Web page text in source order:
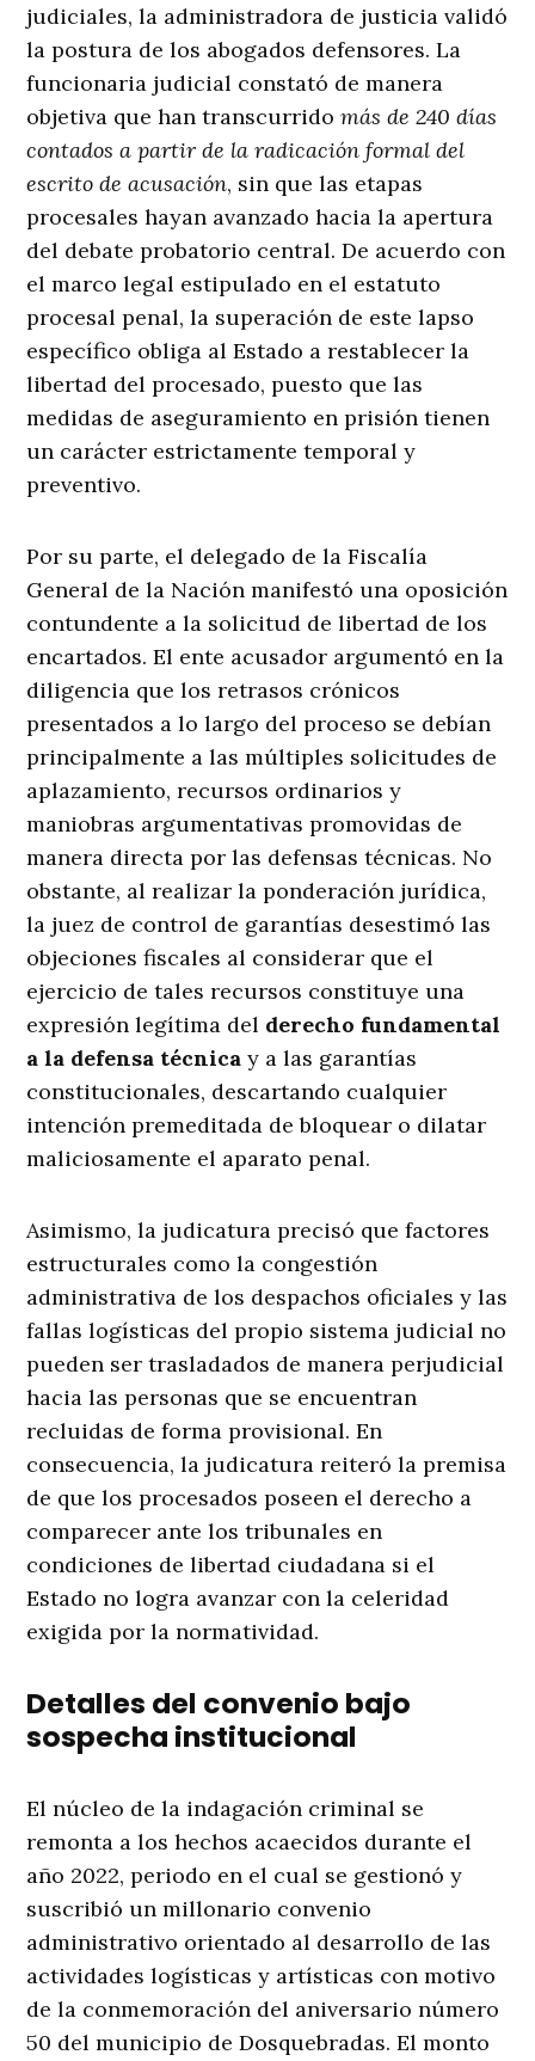
judiciales, la administradora de justicia validó
la postura de los abogados defensores. La
funcionaria judicial constató de manera
objetiva que han transcurridomás de 240 días
contados a partir de la radicación formal del
escrito de acusación, sin que las etapas
procesales hayan avanzado hacia la apertura
del debate probatorio central. De acuerdo con
el marco legal estipulado en el estatuto
procesal penal, la superación de este lapso
específico obliga al Estado a restablecer la
libertad del procesado, puesto que las
medidas de aseguramiento en prisión tienen
un carácter estrictamente temporal y
preventivo.
Por su parte, el delegado de la Fiscalía
General de la Nación manifestó una oposición
contundente a la solicitud de libertad de los
encartados. El ente acusador argumentó en la
diligencia que los retrasos crónicos
presentados a lo largo del proceso se debían
principalmente a las múltiples solicitudes de
aplazamiento, recursos ordinarios y
maniobras argumentativas promovidas de
manera directa por las defensas técnicas. No
obstante, al realizar la ponderación jurídica,
la juez de control de garantías desestimó las
objeciones fiscales al considerar que el
ejercicio de tales recursos constituye una
expresión legítima del derecho fundamental
a la defensa técnica y a las garantías
constitucionales, descartando cualquier
intención premeditada de bloquear o dilatar
maliciosamente el aparato penal.
Asimismo, la judicatura precisó que factores
estructurales como la congestión
administrativa de los despachos oficiales y las
fallas logísticas del propio sistema judicial no
pueden ser trasladados de manera perjudicial
hacia las personas que se encuentran
recluidas de forma provisional. En
consecuencia, la judicatura reiteró la premisa
de que los procesados poseen el derecho a
comparecer ante los tribunales en
condiciones de libertad ciudadana si el
Estado no logra avanzar con la celeridad
exigida por la normatividad.
Detalles del convenio bajo
sospecha institucional
El núcleo de la indagación criminal se
remonta a los hechos acaecidos durante el
año 2022, periodo en el cual se gestionó y
suscribió un millonario convenio
administrativo orientado al desarrollo de las
actividades logísticas y artísticas con motivo
de la conmemoración del aniversario número
50 del municipio de Dosquebradas. El monto